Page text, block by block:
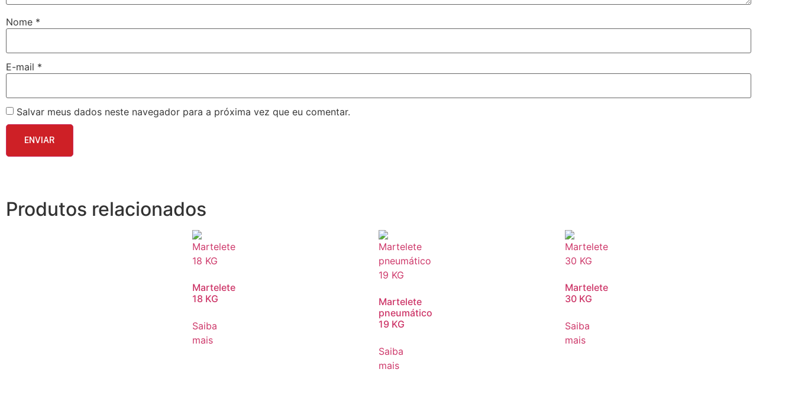
Nome *
E-mail *
Salvar meus dados neste navegador para a próxima vez que eu comentar.
Produtos relacionados
Martelete
18 KG
Saiba
mais
Martelete
pneumático
19 KG
Saiba
mais
Martelete
30 KG
Saiba
mais